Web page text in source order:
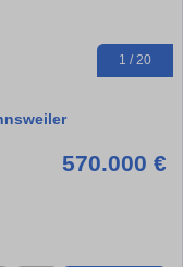
1 / 20
570.000 €